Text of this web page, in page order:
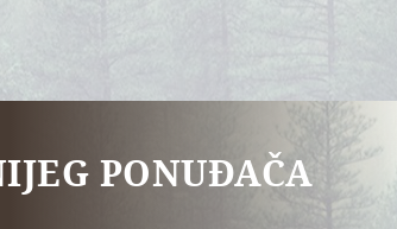
PONUĐAČA